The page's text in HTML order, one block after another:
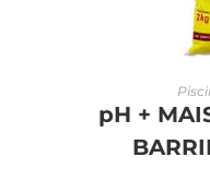
pH +